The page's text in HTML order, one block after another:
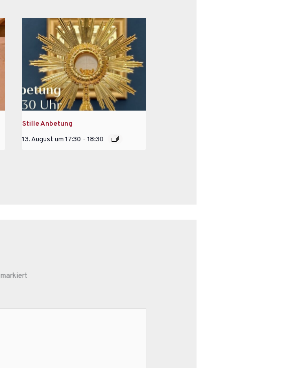
Stille Anbetung
13. August um 17:30 - 18:30
markiert